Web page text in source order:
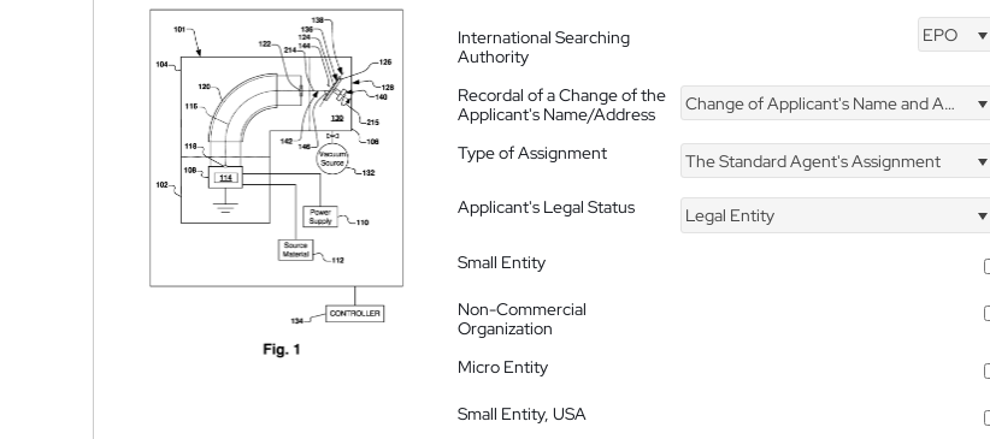
International Searching
Authority
EPO
Recordal of a Change of the
Applicant's Name/Address
Change of Applicant's Name and Address
Type of Assignment The Standard Agent's Assignment
Applicant's Legal Status
Legal Entity
Small Entity
Non-Commercial
Organization
Micro Entity
Small Entity, USA